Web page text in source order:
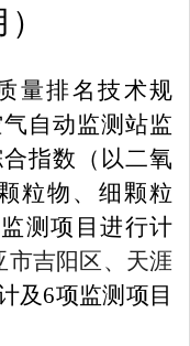
量排名技术规
自动监测站监
指数（以二氧
粒物、细颗粒
测项目进行计
市吉阳区、天涯
及 6项监测项目